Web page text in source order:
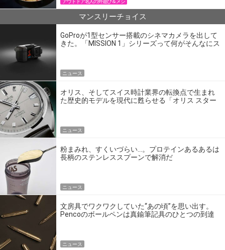
アウトドア名人の外遊び＆メシ
マンスリーチョイス
GoProが1型センサー搭載のシネマカメラを出して
きた。「MISSION 1」シリーズって何がそんなにス
ニュース
オリス、そしてスイス時計業界の転換点で生まれ
た歴史的モデルを現代に甦らせる「オリス スター
ニュース
粉まみれ、すくいづらい…。プロテインあるあるは
長柄のステンレススプーンで解消だ
ニュース
文房具でワクワクしていた“あの頃”を思い出す。
Pencoのボールペンは真鍮筆記具のひとつの到達
ニュース